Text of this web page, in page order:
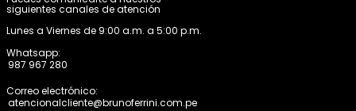
siguientes canales de atención
Lunes a Viernes de 9:00 a.m. a 5:00 p.m.
Whatsapp:
987 967 280
Correo electrónico:
atencionalcliente@brunoferrini.com.pe